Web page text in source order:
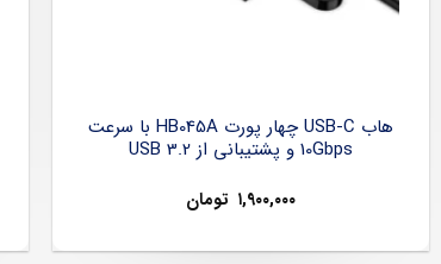
هاب USB-C چهار پورت HB045A با سرعت
10Gbps و پشتیبانی از USB 3.2
۱,۹۰۰,۰۰۰ تومان